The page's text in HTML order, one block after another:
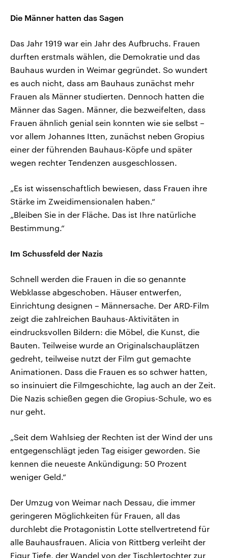
Die Männer hatten das Sagen
Das Jahr 1919 war ein Jahr des Aufbruchs. Frauen
durften erstmals wählen, die Demokratie und das
Bauhaus wurden in Weimar gegründet. So wundert
es auch nicht, dass am Bauhaus zunächst mehr
Frauen als Männer studierten. Dennoch hatten die
Männer das Sagen. Männer, die bezweifelten, dass
Frauen ähnlich genial sein konnten wie sie selbst –
vor allem Johannes Itten, zunächst neben Gropius
einer der führenden Bauhaus-Köpfe und später
wegen rechter Tendenzen ausgeschlossen.
„Es ist wissenschaftlich bewiesen, dass Frauen ihre
Stärke im Zweidimensionalen haben.“
„Bleiben Sie in der Fläche. Das ist Ihre natürliche
Bestimmung.“
Im Schussfeld der Nazis
Schnell werden die Frauen in die so genannte
Webklasse abgeschoben. Häuser entwerfen,
Einrichtung designen – Männersache. Der ARD-Film
zeigt die zahlreichen Bauhaus-Aktivitäten in
eindrucksvollen Bildern: die Möbel, die Kunst, die
Bauten. Teilweise wurde an Originalschauplätzen
gedreht, teilweise nutzt der Film gut gemachte
Animationen. Dass die Frauen es so schwer hatten,
so insinuiert die Filmgeschichte, lag auch an der Zeit.
Die Nazis schießen gegen die Gropius-Schule, wo es
nur geht.
„Seit dem Wahlsieg der Rechten ist der Wind der uns
entgegenschlägt jeden Tag eisiger geworden. Sie
kennen die neueste Ankündigung: 50 Prozent
weniger Geld.“
Der Umzug von Weimar nach Dessau, die immer
geringeren Möglichkeiten für Frauen, all das
durchlebt die Protagonistin Lotte stellvertretend für
alle Bauhausfrauen. Alicia von Rittberg verleiht der
Figur Tiefe, der Wandel von der Tischlertochter zur